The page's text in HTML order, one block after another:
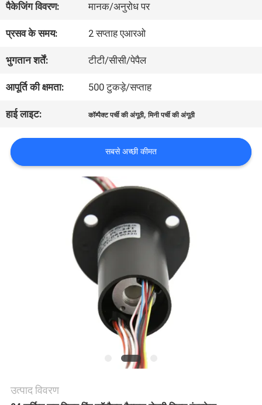
कारखाना
भ्रमण
गुणवत्ता
नियंत्रण
संपर्क
पैकेजिंग विवरण: मानक/अनुरोध पर
प्रसव के समय: 2 सप्ताह एआरओ
भुगतान शर्तें: टीटी/सीसी/पेपैल
आपूर्ति की क्षमता: 500 टुकड़े/सप्ताह
हाई लाइट: कॉम्पैक्ट पर्ची की अंगूठी,मिनी पर्ची की अंगूठी
सबसे अच्छी कीमत
उत्पाद विवरण